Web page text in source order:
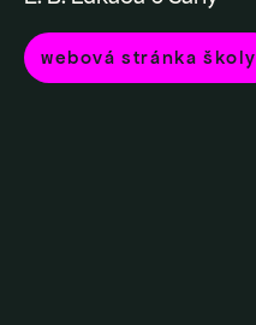
webová stránka školy